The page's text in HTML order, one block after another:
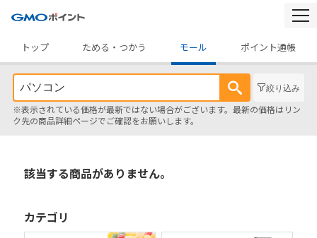
トップ
ためる・つかう モール ポイント通帳
絞り込み
※表示されている価格が最新ではない場合がございます。最新の価格はリン
ク先の商品詳細ページでご確認をお願いします。
該当する商品がありません。
カテゴリ